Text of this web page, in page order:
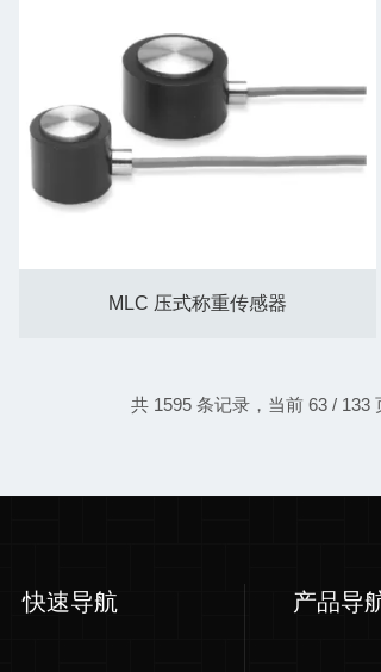
MLC 压式称重传感器
共 1595 条记录，当前 63 / 133
快速导航 产品导